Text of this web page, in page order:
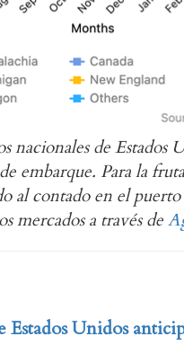
nacionales de Estados
embarque. Para la
al contado en el
mercados a través de
Estados Unidos